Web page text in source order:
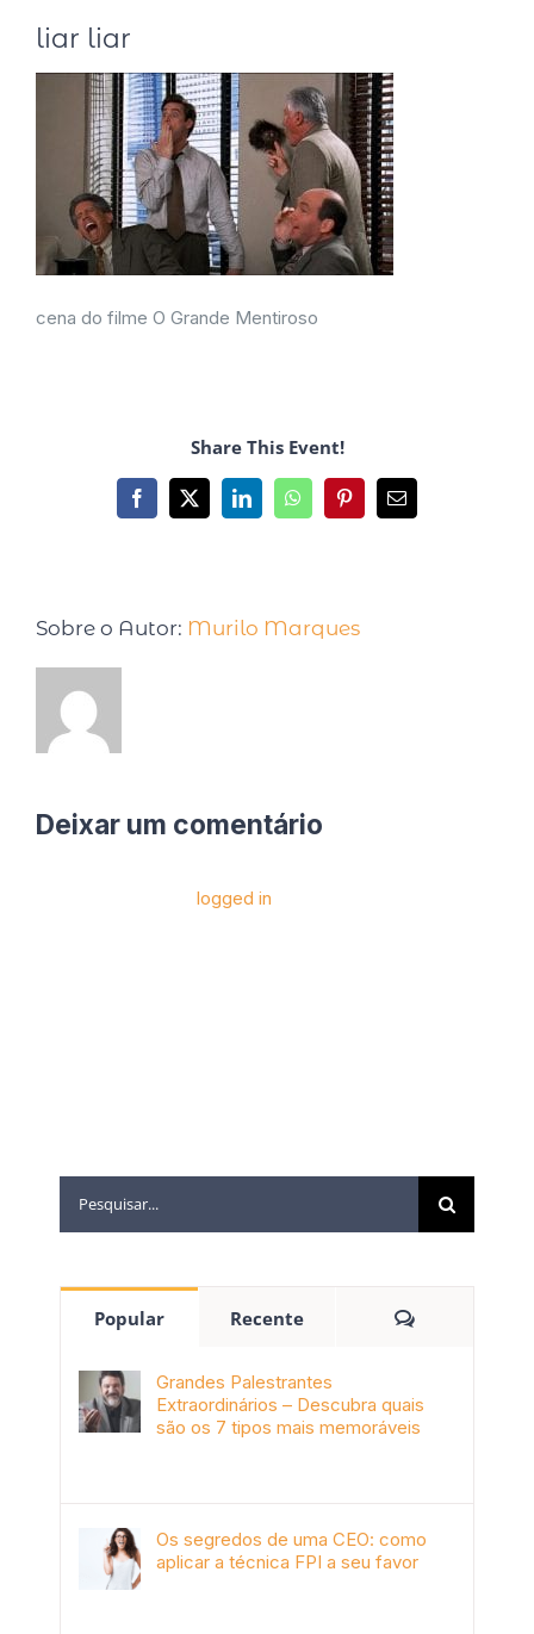
liar liar
cena do filme O Grande Mentiroso
Share This Event!
Sobre o Autor: Murilo Marques
Deixar um comentário
logged in
Popular Recente
Grandes Palestrantes
Extraordinários – Descubra quais
são os 7 tipos mais memoráveis
Os segredos de uma CEO: como
aplicar a técnica FPI a seu favor